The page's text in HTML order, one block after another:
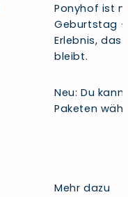
Ponyhof ist
Geburtstag
Erlebnis, das
bleibt.
Neu: Du
Paketen
Mehr dazu